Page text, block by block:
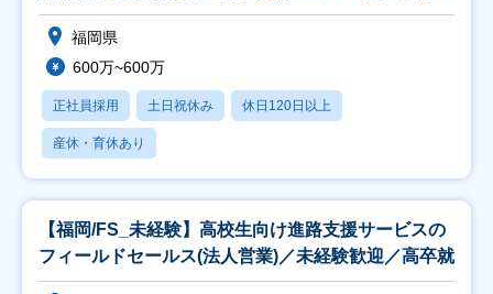
の
福岡県
600万~600万
正社員採用 土日祝休み 休日120日以上
産休・育休あり
【福岡/FS_未経験】高校生向け進路支援サービスの
フィールドセールス(法人営業)／未経験歓迎／高卒就